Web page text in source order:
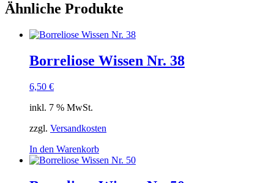
Ähnliche Produkte
Borreliose Wissen Nr. 38
6,50 €
inkl. 7 % MwSt.
zzgl. Versandkosten
In den Warenkorb